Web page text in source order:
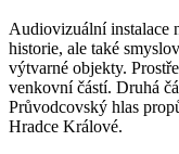
Audiovizuální instalace
historie, ale také
výtvarné objekty.
venkovní částí. Druhá
Průvodcovský hlas
Hradce Králové.